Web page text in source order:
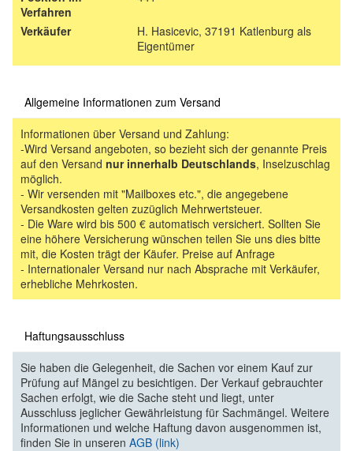
Verfahren
Verkäufer
H. Hasicevic, 37191 Katlenburg als
Eigentümer
Allgemeine Informationen zum Versand
Informationen über Versand und Zahlung:
-Wird Versand angeboten, so bezieht sich der genannte Preis
auf den Versand nur innerhalb Deutschlands, Inselzuschlag
möglich.
- Wir versenden mit "Mailboxes etc.", die angegebene
Versandkosten gelten zuzüglich Mehrwertsteuer.
- Die Ware wird bis 500 € automatisch versichert. Sollten Sie
eine höhere Versicherung wünschen teilen Sie uns dies bitte
mit, die Kosten trägt der Käufer. Preise auf Anfrage
- Internationaler Versand nur nach Absprache mit Verkäufer,
erhebliche Mehrkosten.
Haftungsausschluss
Sie haben die Gelegenheit, die Sachen vor einem Kauf zur
Prüfung auf Mängel zu besichtigen. Der Verkauf gebrauchter
Sachen erfolgt, wie die Sache steht und liegt, unter
Ausschluss jeglicher Gewährleistung für Sachmängel. Weitere
Informationen und welche Haftung davon ausgenommen ist,
finden Sie in unseren AGB (link)